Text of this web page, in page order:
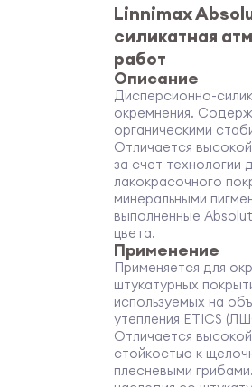
Linnimax
силикатная
работ
Описание
Дисперсионно-
окремнения.
органическими
Отличается
за счет технологии
лакокрасочного
минеральными
выполненные
цвета.
Применение
Применяется для
штукатурных
используемых на
утепления ETICS
Отличается
стойкостью к
плесневыми